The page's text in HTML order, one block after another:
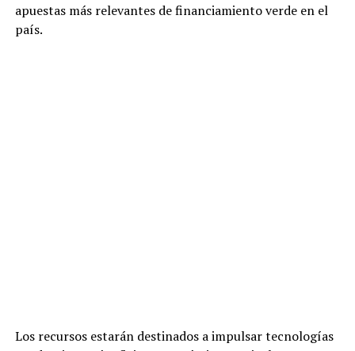
apuestas más relevantes de financiamiento verde en el
país.
Los recursos estarán destinados a impulsar tecnologías